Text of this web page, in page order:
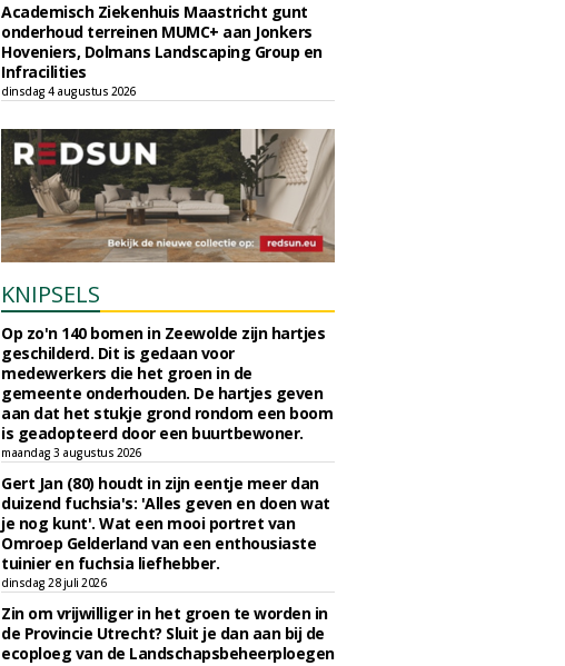
Academisch Ziekenhuis Maastricht gunt
onderhoud terreinen MUMC+ aan Jonkers
Hoveniers, Dolmans Landscaping Group en
Infracilities
dinsdag 4 augustus 2026
KNIPSELS
Op zo'n 140 bomen in Zeewolde zijn hartjes
geschilderd. Dit is gedaan voor
medewerkers die het groen in de
gemeente onderhouden. De hartjes geven
aan dat het stukje grond rondom een boom
is geadopteerd door een buurtbewoner.
maandag 3 augustus 2026
Gert Jan (80) houdt in zijn eentje meer dan
duizend fuchsia's: 'Alles geven en doen wat
je nog kunt'. Wat een mooi portret van
Omroep Gelderland van een enthousiaste
tuinier en fuchsia liefhebber.
dinsdag 28 juli 2026
Zin om vrijwilliger in het groen te worden in
de Provincie Utrecht? Sluit je dan aan bij de
ecoploeg van de Landschapsbeheerploegen